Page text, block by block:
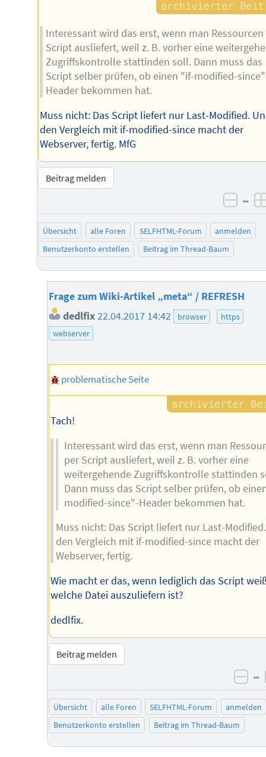
Interessant wird das erst, wenn man Ressourcen
Script ausliefert, weil z. B. vorher eine
Zugriffskontrolle stattinden soll. Dann muss das
Script selber prüfen, ob einen "if-modified-
Header bekommen hat.
Muss nicht: Das Script liefert nur Last-Modified.
den Vergleich mit if-modified-since macht der
Webserver, fertig. MfG
Beitrag melden
–
Übersicht alle Foren SELFHTML-Forum
anmelden
Benutzerkonto erstellen
Beitrag im Thread-Baum
Frage zum Wiki-Artikel „meta“ / REFRESH
dedlfix22.04.2017 14:42 browser
https
webserver
problematische Seite
Tach!
Interessant wird das erst, wenn man
per Script ausliefert, weil z. B. vorher eine
weitergehende Zugriffskontrolle stattinden
Dann muss das Script selber prüfen, ob
modified-since"-Header bekommen hat.
Muss nicht: Das Script liefert nur Last-
den Vergleich mit if-modified-since macht der
Webserver, fertig.
Wie macht er das, wenn lediglich das Script
welche Datei auszuliefern ist?
dedlfix.
Beitrag melden
–
Übersicht alle Foren SELFHTML-Forum
anmelden
Benutzerkonto erstellen
Beitrag im Thread-Baum